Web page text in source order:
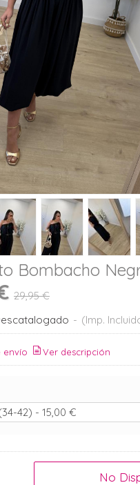
Bombacho
29,95 €
- (Imp.
envío Ver descripción
No